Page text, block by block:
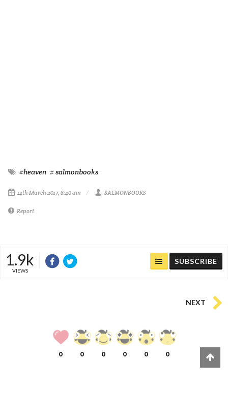
#heaven # salmonbooks
14th March 2017, 8:40 am SALMONBOOKS
Report
1.9k
VIEWS
SUBSCRIBE
NEXT
0 0 0 0 0 0